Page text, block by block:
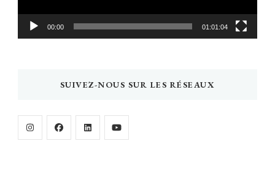
00:00 01:01:04
SUIVEZ-NOUS SUR LES RÉSEAUX